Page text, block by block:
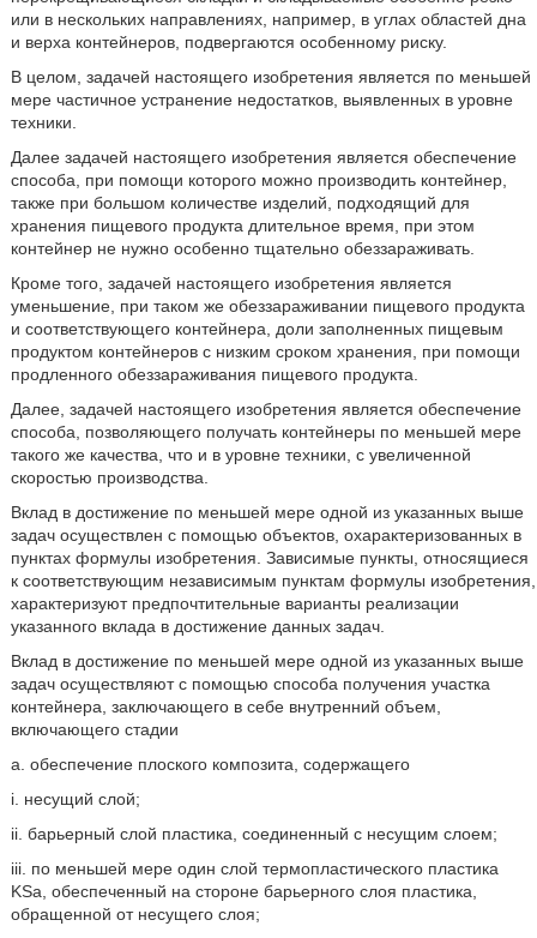
или в нескольких направлениях, например, в углах областей дна
и верха контейнеров, подвергаются особенному риску.
В целом, задачей настоящего изобретения является по меньшей
мере частичное устранение недостатков, выявленных в уровне
техники.
Далее задачей настоящего изобретения является обеспечение
способа, при помощи которого можно производить контейнер,
также при большом количестве изделий, подходящий для
хранения пищевого продукта длительное время, при этом
контейнер не нужно особенно тщательно обеззараживать.
Кроме того, задачей настоящего изобретения является
уменьшение, при таком же обеззараживании пищевого продукта
и соответствующего контейнера, доли заполненных пищевым
продуктом контейнеров с низким сроком хранения, при помощи
продленного обеззараживания пищевого продукта.
Далее, задачей настоящего изобретения является обеспечение
способа, позволяющего получать контейнеры по меньшей мере
такого же качества, что и в уровне техники, с увеличенной
скоростью производства.
Вклад в достижение по меньшей мере одной из указанных выше
задач осуществлен с помощью объектов, охарактеризованных в
пунктах формулы изобретения. Зависимые пункты, относящиеся
к соответствующим независимым пунктам формулы изобретения,
характеризуют предпочтительные варианты реализации
указанного вклада в достижение данных задач.
Вклад в достижение по меньшей мере одной из указанных выше
задач осуществляют с помощью способа получения участка
контейнера, заключающего в себе внутренний объем,
включающего стадии
a. обеспечение плоского композита, содержащего
i. несущий слой;
ii. барьерный слой пластика, соединенный с несущим слоем;
iii. по меньшей мере один слой термопластического пластика
KSa, обеспеченный на стороне барьерного слоя пластика,
обращенной от несущего слоя;